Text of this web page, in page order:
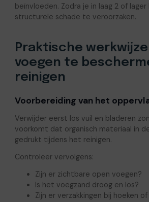
beïnvloeden. Zodra je in laag 2 of
structurele schade te veroorzaken.
Praktische
voegen te
reinigen
Voorbereiding van het
Verwijder eerst los vuil en bladeren
voorkomt dat organisch materiaal in
gedrukt tijdens het reinigen.
Controleer vervolgens:
Zijn er zichtbare open voegen?
Is het voegzand droog en los?
Zijn er verzakkingen bij hoeken